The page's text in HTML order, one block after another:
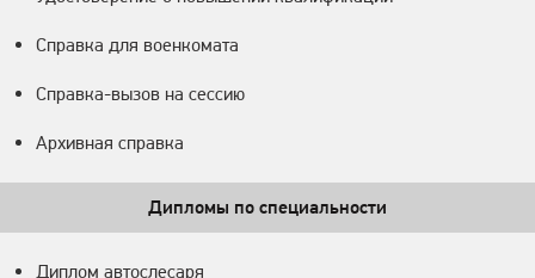
Справка для военкомата
Справка-вызов на сессию
Архивная справка
Дипломы по специальности
Диплом автослесаря